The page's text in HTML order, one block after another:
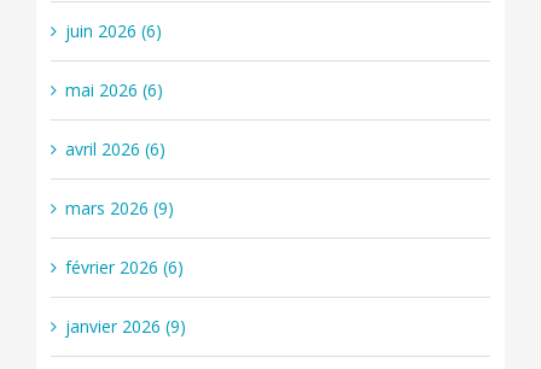
juin 2026 (6)
mai 2026 (6)
avril 2026 (6)
mars 2026 (9)
février 2026 (6)
janvier 2026 (9)